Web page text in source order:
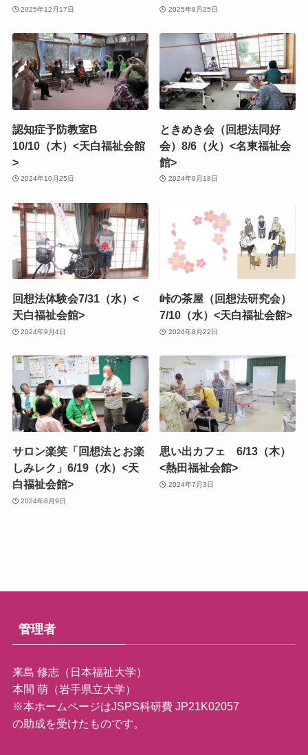
2025年12月17日 2025年8月25日
認知症予防教室B
10/10（木）<天白福祉会館
>
2024年10月25日
ときめき会（回想法同好
会）8/6（火）<名東福祉会
館>
2024年9月18日
回想法体験会7/31（水）<
天白福祉会館>
2024年9月4日
峠の茶屋（回想法研究会）
7/10（水）<天白福祉会館>
2024年8月22日
サロン楽笑「回想法とお楽
しみレク」6/19（水）<天
白福祉会館>
2024年8月9日
思い出カフェ 6/13（木）
<熱田福祉会館>
2024年7月3日
管理者
来島 修志（日本福祉大学）
本間 萌（岩手県立大学）
※本ホームページはJSPS科研費 JP21K02057
の助成を受けたものです。